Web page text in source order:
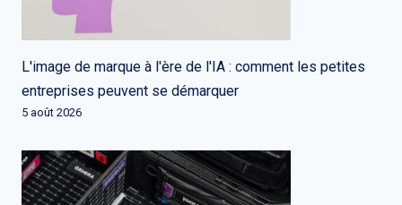
L'image de marque à l'ère de l'IA : comment les petites
entreprises peuvent se démarquer
5 août 2026